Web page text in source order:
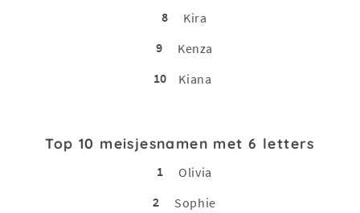
8
Kira
9
Kenza
10
Kiana
Top 10 meisjesnamen met 6 letters
1
Olivia
2
Sophie